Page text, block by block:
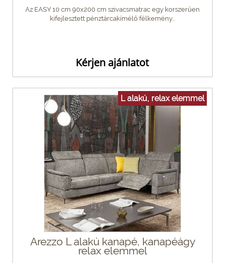
Az EASY 10 cm 90x200 cm szivacsmatrac egy korszerűen
kifejlesztett pénztárcakímélő félkemény...
Kérjen ajánlatot
L alakú, relax elemmel
Arezzo L alakú kanapé, kanapéágy
relax elemmel